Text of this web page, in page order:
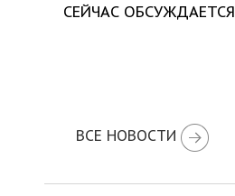
СЕЙЧАС ОБСУЖДАЕТСЯ
ВСЕ НОВОСТИ